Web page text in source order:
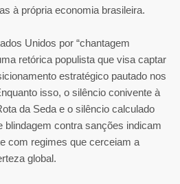
à própria economia brasileira.
Unidos por “chantagem
retórica populista que visa captar
estratégico pautado nos
isso, o silêncio conivente à
da Seda e o silêncio calculado
blindagem contra sanções indicam
com regimes que cerceiam a
global.